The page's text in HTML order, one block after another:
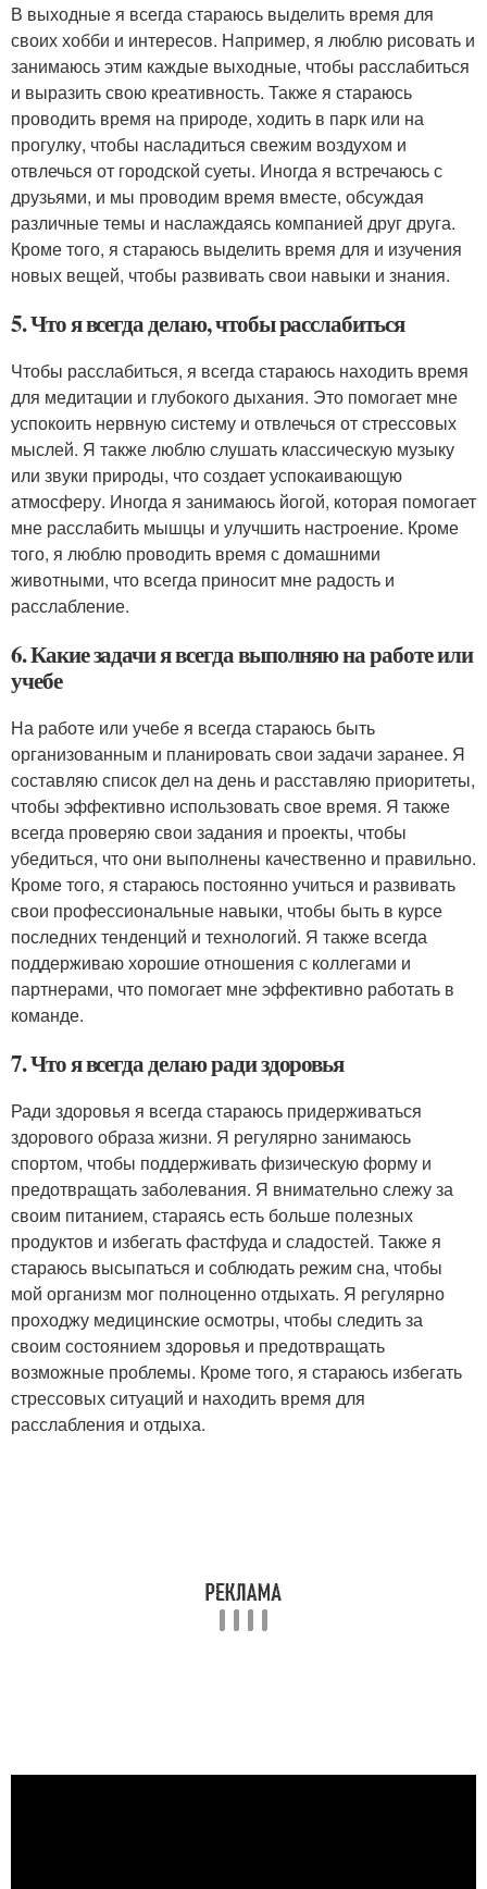
В выходные я всегда стараюсь выделить время для
своих хобби и интересов. Например, я люблю рисовать и
занимаюсь этим каждые выходные, чтобы расслабиться
и выразить свою креативность. Также я стараюсь
проводить время на природе, ходить в парк или на
прогулку, чтобы насладиться свежим воздухом и
отвлечься от городской суеты. Иногда я встречаюсь с
друзьями, и мы проводим время вместе, обсуждая
различные темы и наслаждаясь компанией друг друга.
Кроме того, я стараюсь выделить время для и изучения
новых вещей, чтобы развивать свои навыки и знания.
5. Что я всегда делаю, чтобы расслабиться
Чтобы расслабиться, я всегда стараюсь находить время
для медитации и глубокого дыхания. Это помогает мне
успокоить нервную систему и отвлечься от стрессовых
мыслей. Я также люблю слушать классическую музыку
или звуки природы, что создает успокаивающую
атмосферу. Иногда я занимаюсь йогой, которая помогает
мне расслабить мышцы и улучшить настроение. Кроме
того, я люблю проводить время с домашними
животными, что всегда приносит мне радость и
расслабление.
6. Какие задачи я всегда выполняю на работе или
учебе
На работе или учебе я всегда стараюсь быть
организованным и планировать свои задачи заранее. Я
составляю список дел на день и расставляю приоритеты,
чтобы эффективно использовать свое время. Я также
всегда проверяю свои задания и проекты, чтобы
убедиться, что они выполнены качественно и правильно.
Кроме того, я стараюсь постоянно учиться и развивать
свои профессиональные навыки, чтобы быть в курсе
последних тенденций и технологий. Я также всегда
поддерживаю хорошие отношения с коллегами и
партнерами, что помогает мне эффективно работать в
команде.
7. Что я всегда делаю ради здоровья
Ради здоровья я всегда стараюсь придерживаться
здорового образа жизни. Я регулярно занимаюсь
спортом, чтобы поддерживать физическую форму и
предотвращать заболевания. Я внимательно слежу за
своим питанием, стараясь есть больше полезных
продуктов и избегать фастфуда и сладостей. Также я
стараюсь высыпаться и соблюдать режим сна, чтобы
мой организм мог полноценно отдыхать. Я регулярно
проходжу медицинские осмотры, чтобы следить за
своим состоянием здоровья и предотвращать
возможные проблемы. Кроме того, я стараюсь избегать
стрессовых ситуаций и находить время для
расслабления и отдыха.